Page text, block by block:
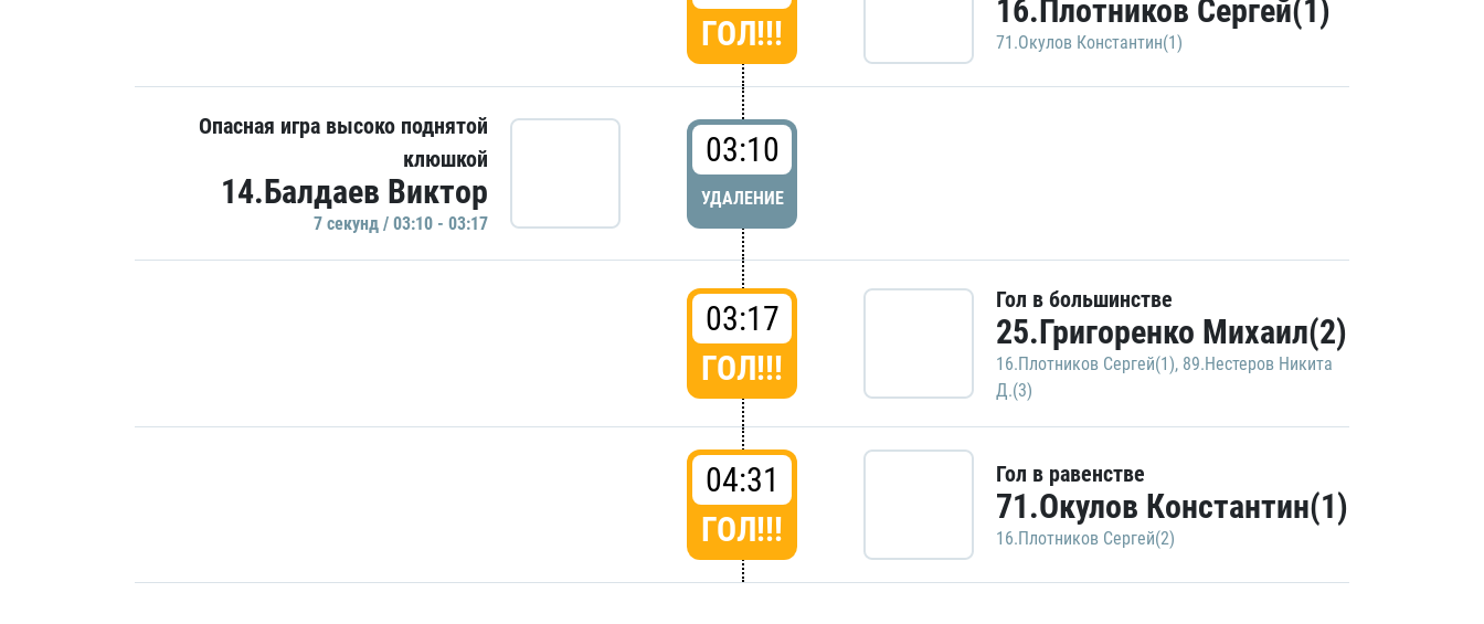
ГОЛ!!!
16.Плотников Сергей(1)
71.Окулов Константин(1)
Опасная игра высоко поднятой
клюшкой
14.Балдаев Виктор
7 секунд / 03:10 - 03:17
03:10
УДАЛЕНИЕ
03:17
ГОЛ!!!
Гол в большинстве
25.Григоренко Михаил(2)
16.Плотников Сергей(1), 89.Нестеров Никита
Д.(3)
04:31
ГОЛ!!!
Гол в равенстве
71.Окулов Константин(1)
16.Плотников Сергей(2)